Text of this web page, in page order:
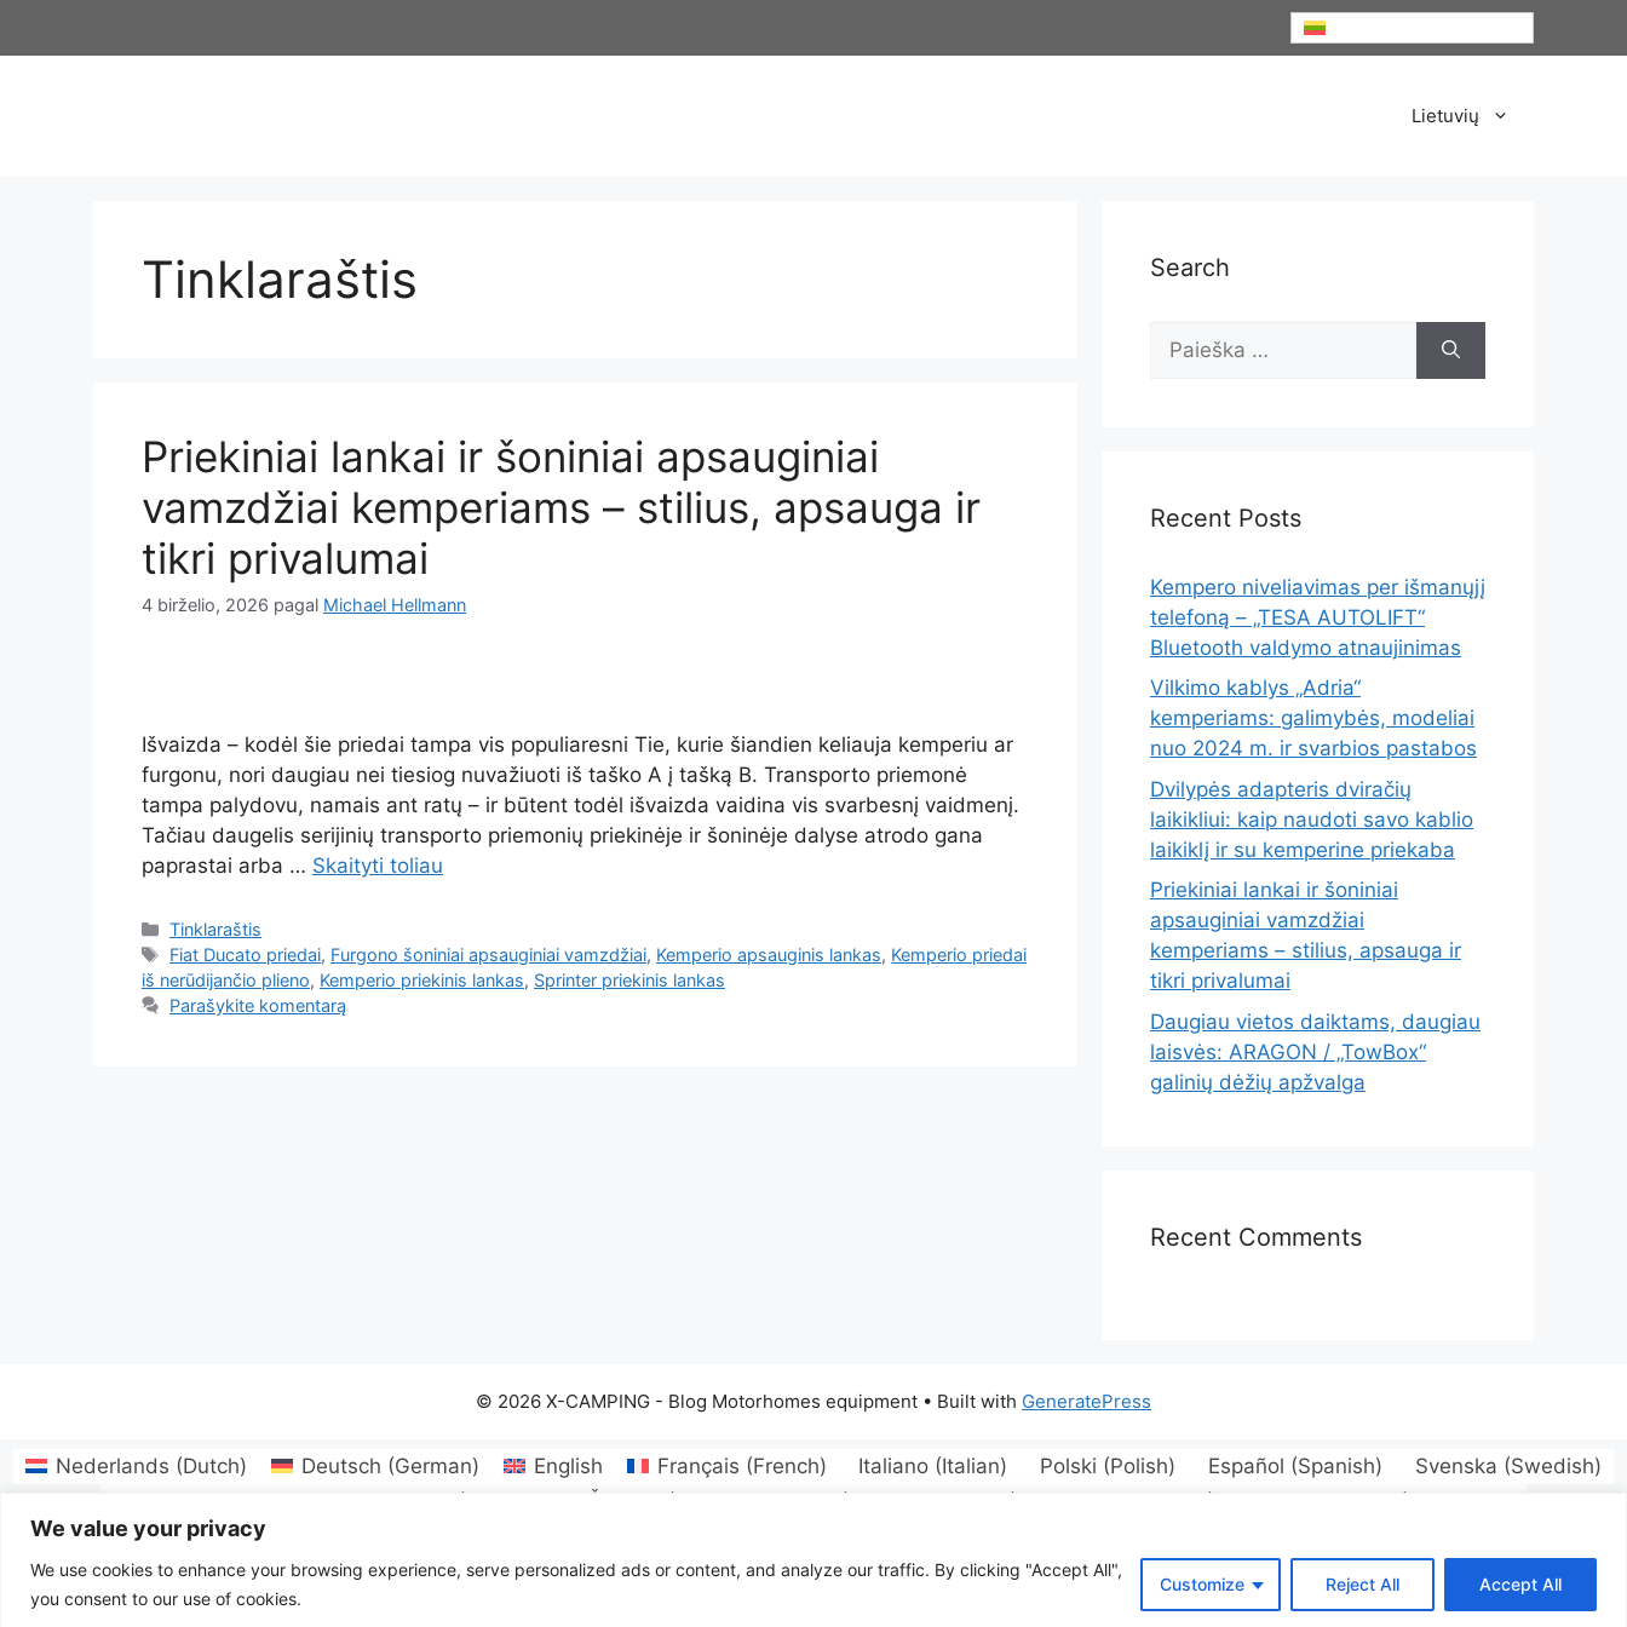
We value your privacy
We use cookies to enhance your browsing experience, serve personalized ads or content, and analyze our traffic. By clicking "Accept All",
you consent to our use of cookies.
Customize Reject All Accept All
Lietuvių
Tinklaraštis
Priekiniai lankai ir šoniniai apsauginiai
vamzdžiai kemperiams – stilius, apsauga ir
tikri privalumai
4 birželio, 2026 pagal Michael Hellmann
Išvaizda – kodėl šie priedai tampa vis populiaresni Tie, kurie šiandien keliauja kemperiu ar
furgonu, nori daugiau nei tiesiog nuvažiuoti iš taško A į tašką B. Transporto priemonė
tampa palydovu, namais ant ratų – ir būtent todėl išvaizda vaidina vis svarbesnį vaidmenį.
Tačiau daugelis serijinių transporto priemonių priekinėje ir šoninėje dalyse atrodo gana
paprastai arba … Skaityti toliau
Kategorijos
Tinklaraštis
Žymos
Fiat Ducato priedai, Furgono šoniniai apsauginiai vamzdžiai, Kemperio apsauginis lankas, Kemperio priedai
iš nerūdijančio plieno, Kemperio priekinis lankas, Sprinter priekinis lankas
Parašykite komentarą
Search
Recent Posts
Kempero niveliavimas per išmanųjį
telefoną – „TESA AUTOLIFT“
Bluetooth valdymo atnaujinimas
Vilkimo kablys „Adria“
kemperiams: galimybės, modeliai
nuo 2024 m. ir svarbios pastabos
Dvilypės adapteris dviračių
laikikliui: kaip naudoti savo kablio
laikiklį ir su kemperine priekaba
Priekiniai lankai ir šoniniai
apsauginiai vamzdžiai
kemperiams – stilius, apsauga ir
tikri privalumai
Daugiau vietos daiktams, daugiau
laisvės: ARAGON / „TowBox“
galinių dėžių apžvalga
Recent Comments
© 2026 X-CAMPING - Blog Motorhomes equipment • Built with GeneratePress
Nederlands (Dutch) Deutsch (German) English Français (French) Italiano (Italian) Polski (Polish) Español (Spanish) Svenska (Swedish)
(Croatian Čeština (Czech ( ( (Finnish (Hungarian
Latviešu(Latvian)
Slovenčina( Slovak) Türkçe(Turkish) Українська (Ukrainian